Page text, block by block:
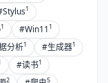
1
1 #Win11 1
分析1 #生成器1
#读书1
2 5